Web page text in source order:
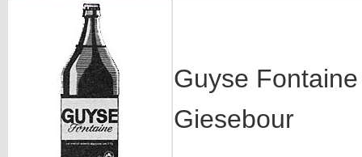
Guyse Fontaine
Giesebour